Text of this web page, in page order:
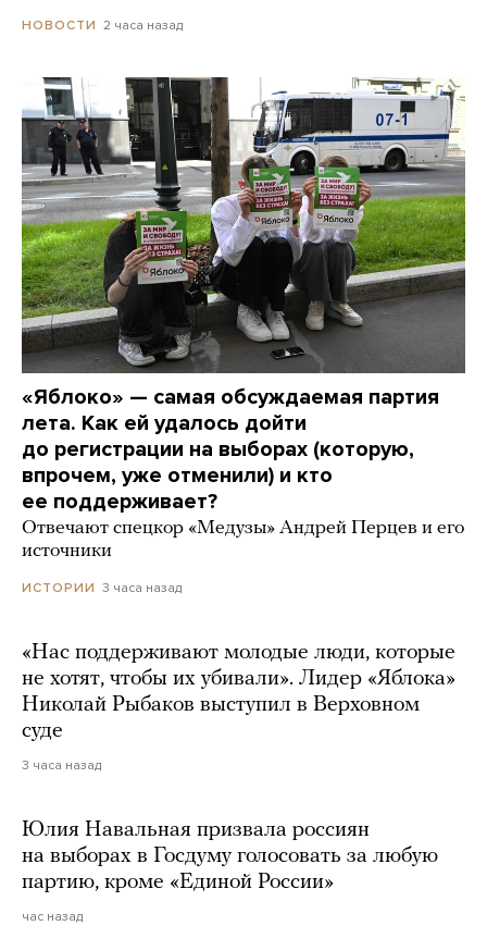
НОВОСТИ 2 часа назад
«Яблоко» — самая обсуждаемая партия
лета. Как ей удалось дойти
до регистрации на выборах (которую,
впрочем, уже отменили) и кто
ее поддерживает?
Отвечают спецкор «Медузы» Андрей Перцев и его
источники
ИСТОРИИ 3 часа назад
«Нас поддерживают молодые люди, которые
не хотят, чтобы их убивали». Лидер «Яблока»
Николай Рыбаков выступил в Верховном
суде
3 часа назад
Юлия Навальная призвала россиян
на выборах в Госдуму голосовать за любую
партию, кроме «Единой России»
час назад